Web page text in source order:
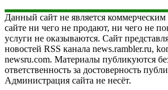
Данный сайт не является
сайте ни чего не продают, ни чего не
услуги не оказываются. Сайт
новостей RSS канала news.rambler.ru,
newsru.com. Материалы публикуются
ответственность за достоверность
Администрация сайта не несёт.